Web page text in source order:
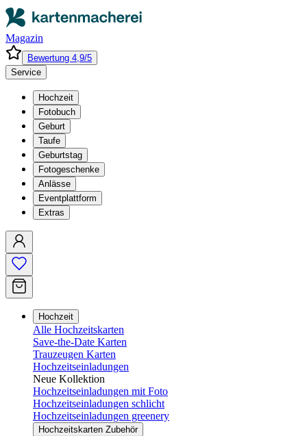
Magazin
Bewertung 4,9/5
Service
Hochzeit
Fotobuch
Geburt
Taufe
Geburtstag
Fotogeschenke
Anlässe
Eventplattform
Extras
Hochzeit
Alle Hochzeitskarten
Save-the-Date Karten
Trauzeugen Karten
Hochzeitseinladungen
Neue Kollektion
Hochzeitseinladungen mit Foto
Hochzeitseinladungen schlicht
Hochzeitseinladungen greenery
Hochzeitskarten Zubehör